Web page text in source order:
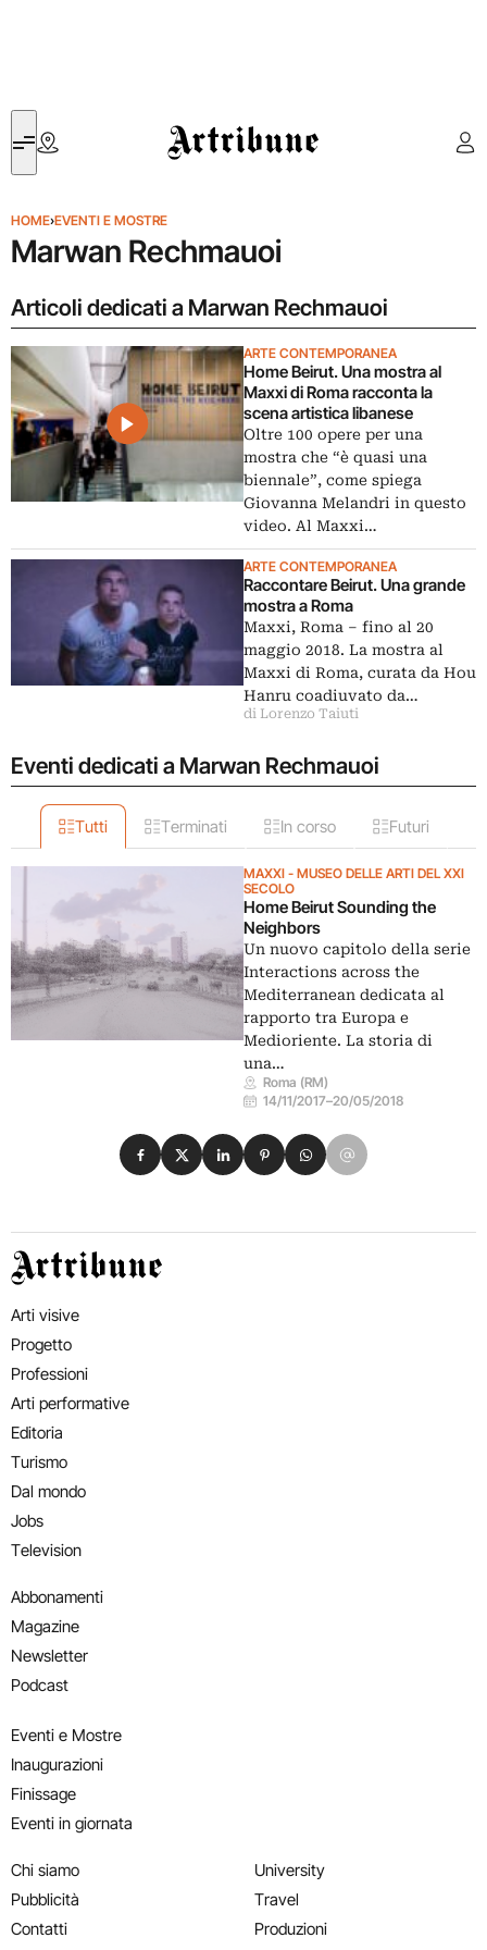
Artribune
HOME›EVENTI E MOSTRE
Marwan Rechmauoi
Articoli dedicati a Marwan Rechmauoi
ARTE CONTEMPORANEA
Home Beirut. Una mostra al
Maxxi di Roma racconta la
scena artistica libanese
Oltre 100 opere per una
mostra che “è quasi una
biennale”, come spiega
Giovanna Melandri in questo
video. Al Maxxi…
ARTE CONTEMPORANEA
Raccontare Beirut. Una grande
mostra a Roma
Maxxi, Roma – fino al 20
maggio 2018. La mostra al
Maxxi di Roma, curata da Hou
Hanru coadiuvato da…
di Lorenzo Taiuti
Eventi dedicati a Marwan Rechmauoi
Tutti Terminati In corso Futuri
MAXXI - MUSEO DELLE ARTI DEL XXI
SECOLO
Home Beirut Sounding the
Neighbors
Un nuovo capitolo della serie
Interactions across the
Mediterranean dedicata al
rapporto tra Europa e
Medioriente. La storia di
una…
Roma (RM)
14/11/2017–20/05/2018
Condividi su Facebook
Condividi su X
Condividi su LinkedIn
Condividi su Pinterest
Condividi su WhatsApp
Condividi su Email
Artribune
Arti visive
Progetto
Professioni
Arti performative
Editoria
Turismo
Dal mondo
Jobs
Television
Abbonamenti
Magazine
Newsletter
Podcast
Eventi e Mostre
Inaugurazioni
Finissage
Eventi in giornata
Chi siamo
Pubblicità
Contatti
University
Travel
Produzioni